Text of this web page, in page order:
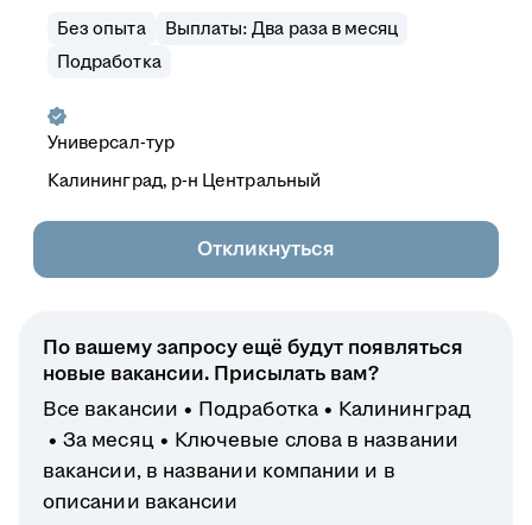
Без опыта
Выплаты: Два раза в месяц
Подработка
Универсал-тур
Калининград, р-н Центральный
Откликнуться
По вашему запросу ещё будут появляться
новые вакансии. Присылать вам?
Все вакансии
Подработка
Калининград
За месяц
Ключевые слова в названии
вакансии, в названии компании и в
описании вакансии